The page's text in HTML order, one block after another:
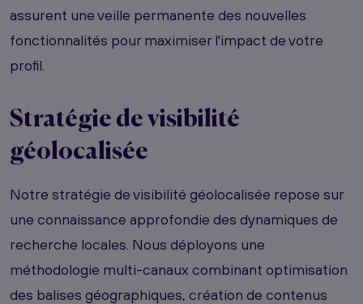
assurent une veille permanente des nouvelles
fonctionnalités pour maximiser l'impact de votre
profil.
Stratégie de visibilité
géolocalisée
Notre stratégie de visibilité géolocalisée repose sur
une connaissance approfondie des dynamiques de
recherche locales. Nous déployons une
méthodologie multi-canaux combinant optimisation
des balises géographiques, création de contenus